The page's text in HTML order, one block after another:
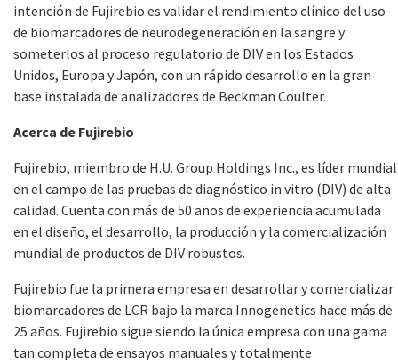
intención de Fujirebio es validar el rendimiento clínico del uso
de biomarcadores de neurodegeneración en la sangre y
someterlos al proceso regulatorio de DIV en los Estados
Unidos, Europa y Japón, con un rápido desarrollo en la gran
base instalada de analizadores de Beckman Coulter.
Acerca de Fujirebio
Fujirebio, miembro de H.U. Group Holdings Inc., es líder mundial
en el campo de las pruebas de diagnóstico in vitro (DIV) de alta
calidad. Cuenta con más de 50 años de experiencia acumulada
en el diseño, el desarrollo, la producción y la comercialización
mundial de productos de DIV robustos.
Fujirebio fue la primera empresa en desarrollar y comercializar
biomarcadores de LCR bajo la marca Innogenetics hace más de
25 años. Fujirebio sigue siendo la única empresa con una gama
tan completa de ensayos manuales y totalmente